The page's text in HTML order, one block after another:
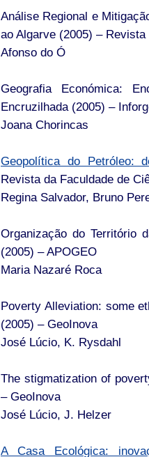
Análise Regional e
ao Algarve (2005) – Revista
Afonso do Ó
Geografia Económica:
Encruzilhada (2005) –
Joana Chorincas
Geopolítica do Petróleo:
Revista da Faculdade de
Regina Salvador, Bruno
Organização do Território
(2005) – APOGEO
Maria Nazaré Roca
Poverty Alleviation: some
(2005) – GeoInova
José Lúcio, K. Rysdahl
The stigmatization of
– GeoInova
José Lúcio, J. Helzer
A Casa Ecológica: